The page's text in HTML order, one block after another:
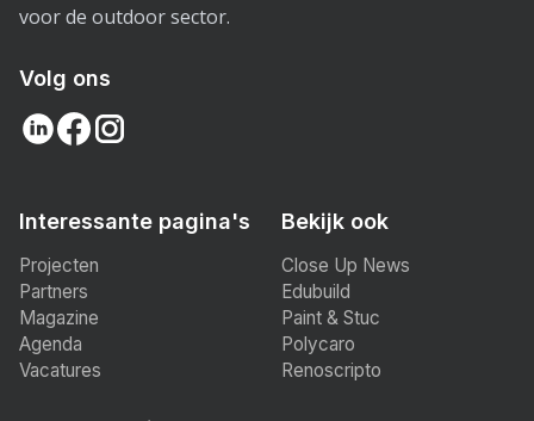
voor de outdoor sector.
Volg ons
Interessante pagina's
Projecten
Partners
Magazine
Agenda
Vacatures
Bekijk ook
Close Up News
Edubuild
Paint & Stuc
Polycaro
Renoscripto